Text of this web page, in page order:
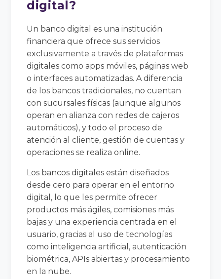
digital?
Un banco digital es una institución
financiera que ofrece sus servicios
exclusivamente a través de plataformas
digitales como apps móviles, páginas web
o interfaces automatizadas. A diferencia
de los bancos tradicionales, no cuentan
con sucursales físicas (aunque algunos
operan en alianza con redes de cajeros
automáticos), y todo el proceso de
atención al cliente, gestión de cuentas y
operaciones se realiza online.
Los bancos digitales están diseñados
desde cero para operar en el entorno
digital, lo que les permite ofrecer
productos más ágiles, comisiones más
bajas y una experiencia centrada en el
usuario, gracias al uso de tecnologías
como inteligencia artificial, autenticación
biométrica, APIs abiertas y procesamiento
en la nube.